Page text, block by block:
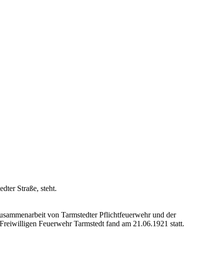
Straße, steht.
von Tarmstedter Pflichtfeuerwehr und der
Feuerwehr Tarmstedt fand am 21.06.1921 statt.